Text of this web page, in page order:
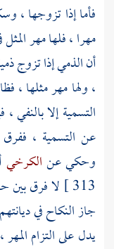
فأما إذا تزوجها ،
مهرا ، فلها مهر
أن الذمي إذا تزوج
، ولها مهر مثلها ،
التسمية إلا
عن التسمية ،
وحكي عنالكرخي
313 ] لا فرق بين
جاز النكاح في
يدل على التزام